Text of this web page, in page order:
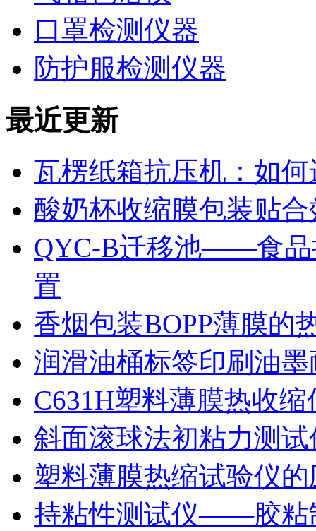
口罩检测仪器
防护服检测仪器
最近更新
瓦楞纸箱抗压机：如
酸奶杯收缩膜包装贴
QYC-B迁移池——食品
置
香烟包装BOPP薄膜的
润滑油桶标签印刷油
C631H塑料薄膜热收
斜面滚球法初粘力测
塑料薄膜热缩试验仪
持粘性测试仪——胶粘